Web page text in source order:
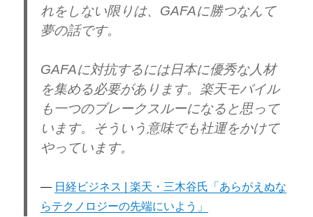
れをしない限りは、GAFAに勝つなんて
夢の話です。
GAFAに対抗するには日本に優秀な人材
を集める必要があります。楽天モバイル
も一つのブレークスルーになると思って
います。そういう意味でも社運をかけて
やっています。
日経ビジネス | 楽天・三木谷氏「あらがえぬな
らテクノロジーの先端にいよう」